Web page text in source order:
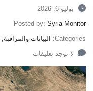
يوليو 6, 2026
Posted by: Syria Monitor
Categories:
البيانات
لا توجد تعليقات